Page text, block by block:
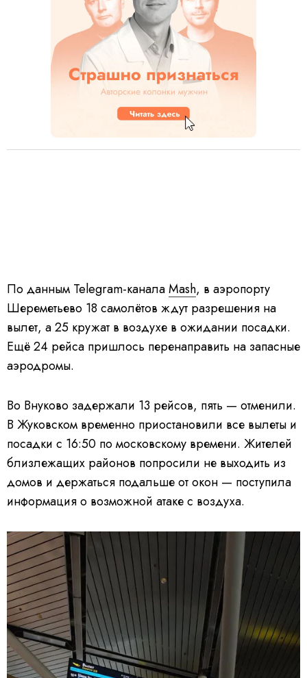
По данным Telegram-каналаMash, в аэропорту
Шереметьево 18 самолётов ждут разрешения на
вылет, а 25 кружат в воздухе в ожидании посадки.
Ещё 24 рейса пришлось перенаправить на запасные
аэродромы.
Во Внуково задержали 13 рейсов, пять — отменили.
В Жуковском временно приостановили все вылеты и
посадки с 16:50 по московскому времени. Жителей
близлежащих районов попросили не выходить из
домов и держаться подальше от окон — поступила
информация о возможной атаке с воздуха.